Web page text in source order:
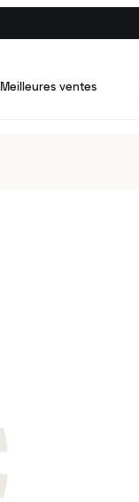
Meilleures ventes